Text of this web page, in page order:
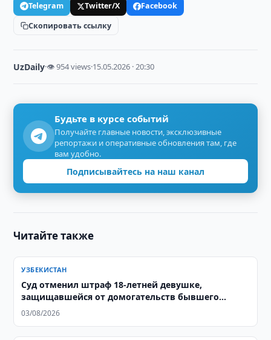
Telegram Twitter/X
Facebook
Скопировать ссылку
UzDaily·👁 954 views·15.05.2026 · 20:30
Будьте в курсе событий
Получайте главные новости, эксклюзивные
репортажи и оперативные обновления там, где
вам удобно.
Подписывайтесь на наш канал
Читайте также
УЗБЕКИСТАН
Суд отменил штраф 18-летней девушке,
защищавшейся от домогательств бывшего
тренера
03/08/2026